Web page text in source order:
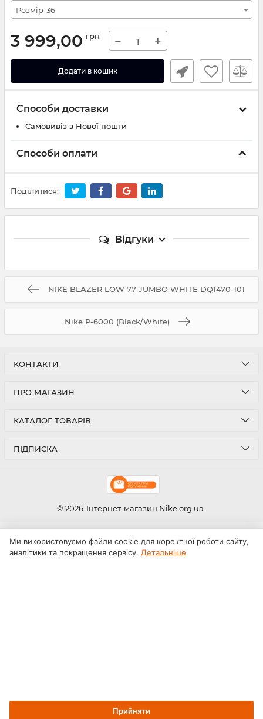
Розмір-36
3 999,00 грн − +
Додати в кошик
Способи доставки
Самовивіз з Нової пошти
Способи оплати
Поділитися:
Відгуки
NIKE BLAZER LOW 77 JUMBO WHITE DQ1470-101
Nike P-6000 (Black/White)
КОНТАКТИ
ПРО МАГАЗИН
КАТАЛОГ ТОВАРІВ
ПІДПИСКА
© 2026 Інтернет-магазин Nike.org.ua
Ми використовуємо файли cookie для коректної роботи сайту,
аналітики та покращення сервісу. Детальніше
Прийняти